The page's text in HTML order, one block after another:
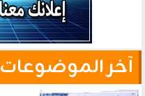
آخر الموضوعات